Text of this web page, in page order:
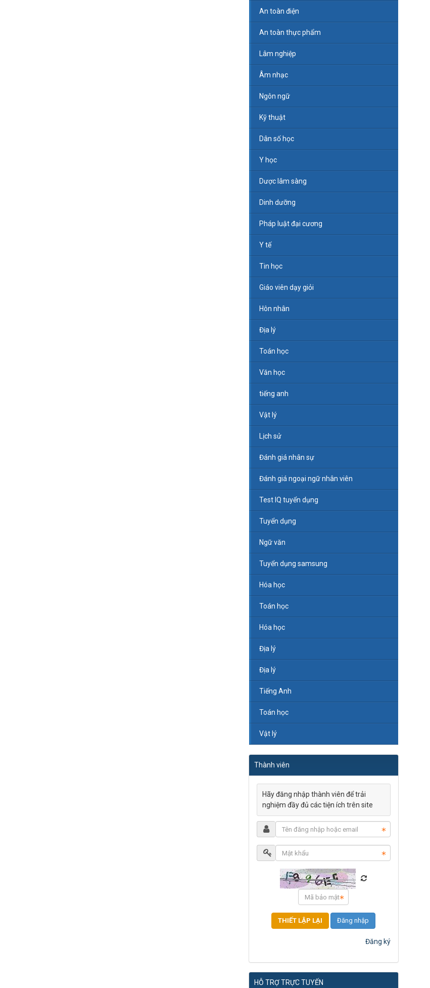
An toàn điện
An toàn thực phẩm
Lâm nghiệp
Âm nhạc
Ngôn ngữ
Kỹ thuật
Dân số học
Y học
Dược lâm sàng
Dinh dưỡng
Pháp luật đại cương
Y tế
Tin học
Giáo viên dạy giỏi
Hôn nhân
Địa lý
Toán học
Văn học
tiếng anh
Vật lý
Lịch sử
Đánh giá nhân sự
Đánh giá ngoại ngữ nhân viên
Test IQ tuyển dụng
Tuyển dụng
Ngữ văn
Tuyển dụng samsung
Hóa học
Toán học
Hóa học
Địa lý
Địa lý
Tiếng Anh
Toán học
Vật lý
Thành viên
Hãy đăng nhập thành viên để trải
nghiệm đầy đủ các tiện ích trên site
Đăng nhập
Đăng ký
HỖ TRỢ TRỰC TUYẾN